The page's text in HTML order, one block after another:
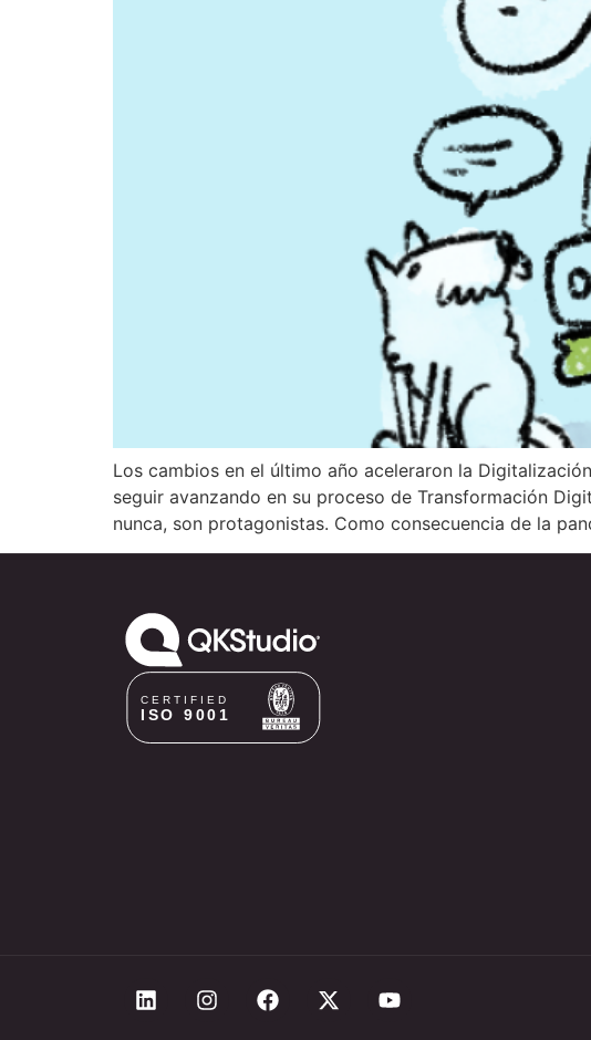
Los cambios en el último año aceleraron la
seguir avanzando en su proceso de Transformación
nunca, son protagonistas. Como consecuencia de la